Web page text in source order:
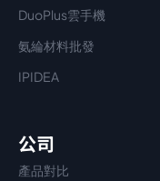
DuoPlus雲手機
氨綸材料批發
IPIDEA
公司
產品對比